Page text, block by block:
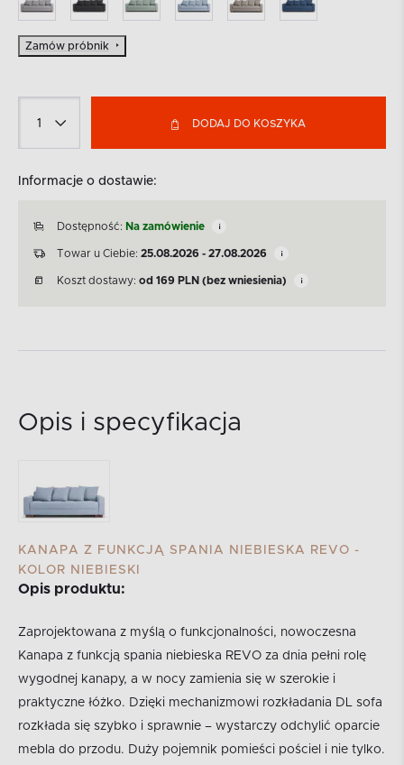
Zamów próbnik
DODAJ DO KOSZYKA
Informacje o dostawie:
Dostępność: Na zamówienie
Towar u Ciebie: 25.08.2026 - 27.08.2026
Koszt dostawy: od 169 PLN (bez wniesienia)
Opis i specyfikacja
KANAPA Z FUNKCJĄ SPANIA NIEBIESKA REVO -
KOLOR NIEBIESKI
Opis produktu:
Zaprojektowana z myślą o funkcjonalności, nowoczesna
Kanapa z funkcją spania niebieska REVO za dnia pełni rolę
wygodnej kanapy, a w nocy zamienia się w szerokie i
praktyczne łóżko. Dzięki mechanizmowi rozkładania DL sofa
rozkłada się szybko i sprawnie – wystarczy odchylić oparcie
mebla do przodu. Duży pojemnik pomieści pościel i nie tylko.